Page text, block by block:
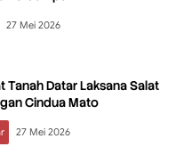
27 Mei 2026
Tanah Datar Laksana Salat
Cindua Mato
27 Mei 2026